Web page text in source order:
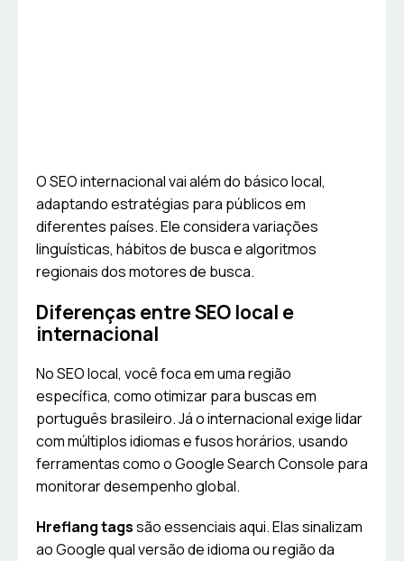
O SEO internacional vai além do básico local,
adaptando estratégias para públicos em
diferentes países. Ele considera variações
linguísticas, hábitos de busca e algoritmos
regionais dos motores de busca.
Diferenças entre SEO local e
internacional
No SEO local, você foca em uma região
específica, como otimizar para buscas em
português brasileiro. Já o internacional exige lidar
com múltiplos idiomas e fusos horários, usando
ferramentas como o Google Search Console para
monitorar desempenho global.
Hreflang tagssão essenciais aqui. Elas sinalizam
ao Google qual versão de idioma ou região da